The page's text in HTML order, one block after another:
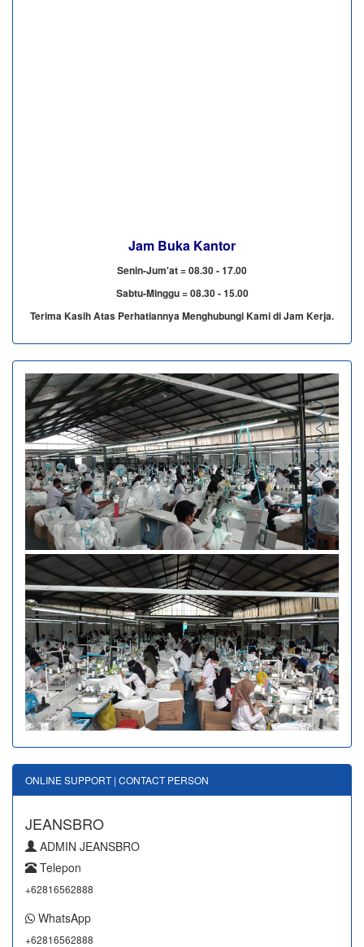
Jam Buka Kantor
Senin-Jum'at = 08.30 - 17.00
Sabtu-Minggu = 08.30 - 15.00
Terima Kasih Atas Perhatiannya Menghubungi Kami di Jam Kerja.
ONLINE SUPPORT | CONTACT PERSON
JEANSBRO
ADMIN JEANSBRO
Telepon
+62816562888
WhatsApp
+62816562888